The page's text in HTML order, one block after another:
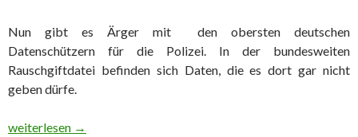
Nun gibt es Ärger mit den obersten deutschen
Datenschützern für die Polizei. In der bundesweiten
Rauschgiftdatei befinden sich Daten, die es dort gar nicht
geben dürfe.
Polizei speichert rechtswidrig Daten in Rauschgiftdatei
weiterlesen →